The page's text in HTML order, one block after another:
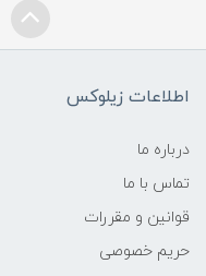
اطلاعات زیلوکس
درباره ما
تماس با ما
قوانین و مقررات
حریم خصوصی